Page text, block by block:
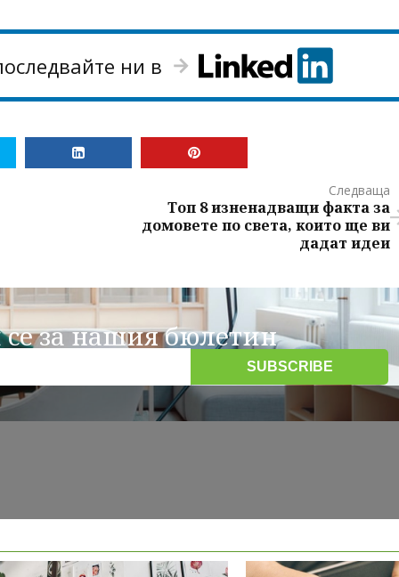
ни в
Следваща
Топ 8 изненадващи факта за
домовете по света, които ще ви
дадат идеи
за нашия бюлетин